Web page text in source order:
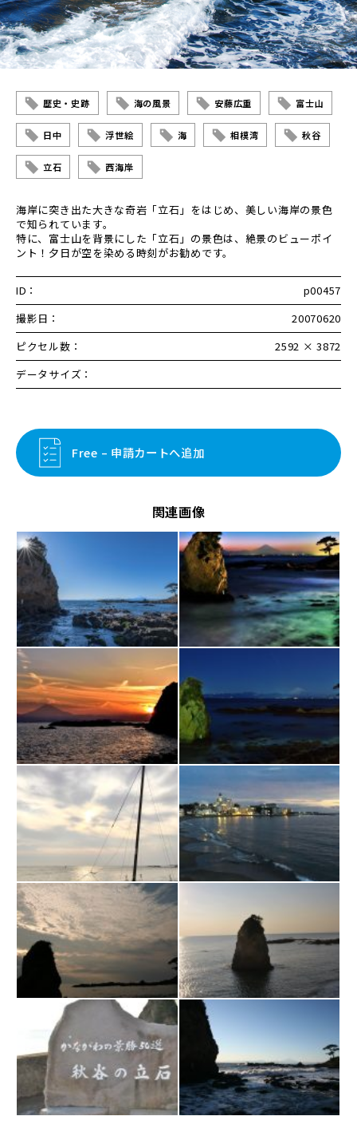
歴史・史跡 海の風景 安藤広重 富士山
日中 浮世絵 海 相模湾 秋谷
立石 西海岸
海岸に突き出た大きな奇岩「立石」をはじめ、美しい海岸の景色
で知られています。
特に、富士山を背景にした「立石」の景色は、絶景のビューポイ
ント！夕日が空を染める時刻がお勧めです。
ID：
p00457
撮影日：
20070620
ピクセル数：
2592 × 3872
データサイズ：
Free – 申請カートへ追加
関連画像